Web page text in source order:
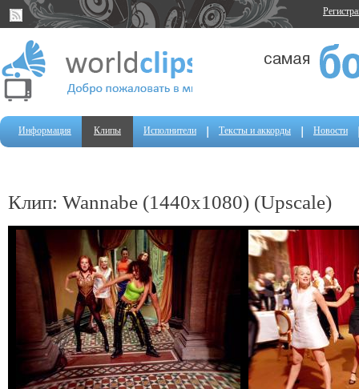
Информация Клипы Исполнители Тексты и аккорды Новости
Клип: Wannabe (1440x1080) (Upscale)